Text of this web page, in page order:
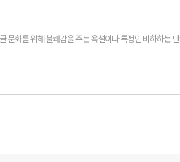
문화를 위해 불쾌감을 주는 욕설이나 특정인 비하하는